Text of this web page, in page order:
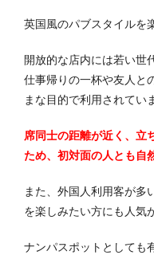
英国風のパブスタイルを
開放的な店内には若い世
仕事帰りの一杯や友人と
まな目的で利用されてい
席同士の距離が近く、立
ため、初対面の人とも自
また、外国人利用客が多
を楽しみたい方にも人気
ナンパスポットとしても